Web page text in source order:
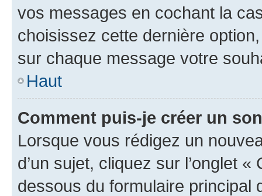
vos messages en cochant la
choisissez cette dernière
sur chaque message votre
Haut
Comment puis-je créer un
Lorsque vous rédigez un
d’un sujet, cliquez sur l’onglet
dessous du formulaire principal